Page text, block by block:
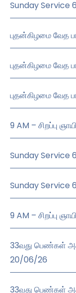
Sunday Service
புதன்கிழமை வேத
புதன்கிழமை வேத
புதன்கிழமை வேத
9 AM – சிறப்பு
Sunday Service
Sunday Service
9 AM – சிறப்பு
33வது பெண்கள்
20/06/26
33வது பெண்கள்